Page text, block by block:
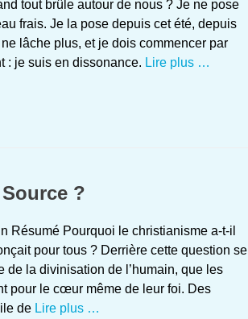
tout brûle autour de nous ? Je ne pose
frais. Je la pose depuis cet été, depuis
lâche plus, et je dois commencer par
: je suis en dissonance. Lire plus …
?
Résumé Pourquoi le christianisme a-t-il
pour tous ? Derrière cette question se
la divinisation de l’humain, que les
pour le cœur même de leur foi. Des
de Lire plus …